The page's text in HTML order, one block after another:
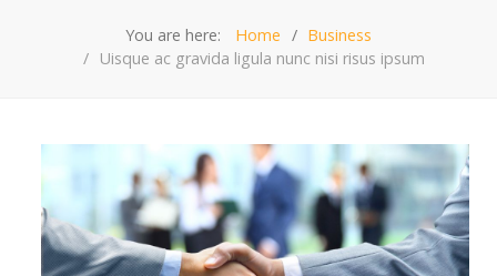
You are here: Home
Business
Uisque ac gravida ligula nunc nisi risus ipsum